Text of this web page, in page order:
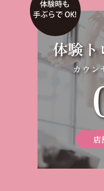
体験ト
カウン
店